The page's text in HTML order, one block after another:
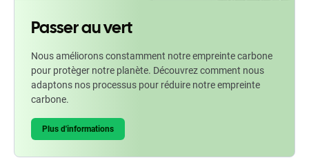
Passer au vert
Nous améliorons constamment notre empreinte carbone
pour protèger notre planète. Découvrez comment nous
adaptons nos processus pour réduire notre empreinte
carbone.
Plus d'informations